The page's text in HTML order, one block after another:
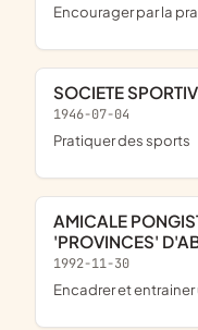
encourager par la
SOCIETE
1946-07-04
pratiquer des sports
AMICALE PONGISTE DU QUARTIER DES
'PROVINCES'
1992-11-30
encadrer et